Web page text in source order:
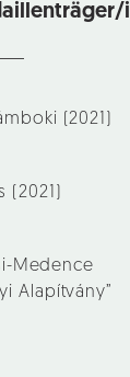
(2021)
Medence
Alapítvány”